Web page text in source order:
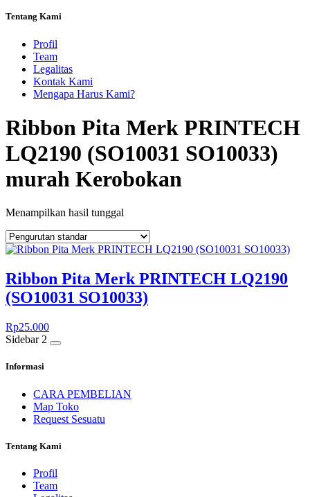
Tentang Kami
Profil
Team
Legalitas
Kontak Kami
Mengapa Harus Kami?
Ribbon Pita Merk PRINTECH
LQ2190 (SO10031 SO10033)
murah Kerobokan
Menampilkan hasil tunggal
Ribbon Pita Merk PRINTECH LQ2190
(SO10031 SO10033)
Rp25.000
Sidebar 2
Informasi
CARA PEMBELIAN
Map Toko
Request Sesuatu
Tentang Kami
Profil
Team